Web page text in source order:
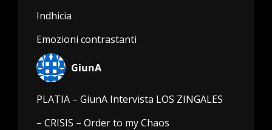
Indhicia
Emozioni contrastanti
GiunA
PLATIA – GiunA Intervista LOS ZINGALES
– CRISIS – Order to my Chaos